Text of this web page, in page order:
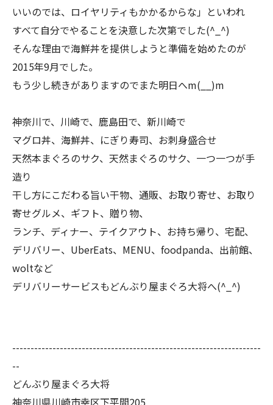
いいのでは、ロイヤリティもかかるからな」といわれ
すべて自分でやることを決意した次第でした(^_^)
そんな理由で海鮮丼を提供しようと準備を始めたのが
2015年9月でした。
もう少し続きがありますのでまた明日へm(__)m
神奈川で、川崎で、鹿島田で、新川崎で
マグロ丼、海鮮丼、にぎり寿司、お刺身盛合せ
天然本まぐろのサク、天然まぐろのサク、一つ一つが手
造り
干し方にこだわる旨い干物、通販、お取り寄せ、お取り
寄せグルメ、ギフト、贈り物、
ランチ、ディナー、テイクアウト、お持ち帰り、宅配、
デリバリー、UberEats、MENU、foodpanda、出前館、
woltなど
デリバリーサービスもどんぶり屋まぐろ大将へ(^_^)
--------------------------------------------------------------------
--
どんぶり屋まぐろ大将